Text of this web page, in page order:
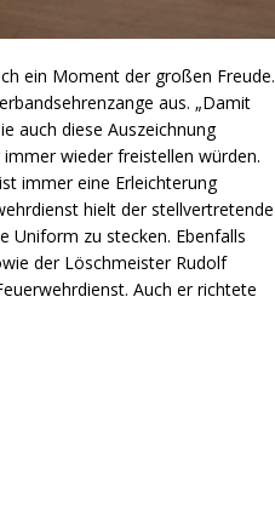
ein Moment der großen Freude.
aus. „Damit
auch diese Auszeichnung
wieder freistellen würden.
immer eine Erleichterung
hielt der stellvertretende
Uniform zu stecken. Ebenfalls
der Löschmeister Rudolf
Auch er richtete